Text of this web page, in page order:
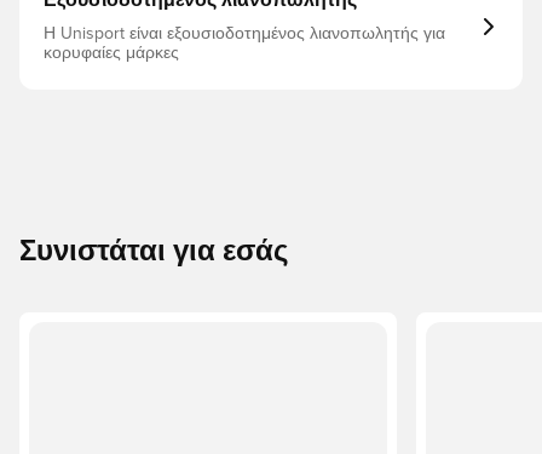
Η Unisport είναι εξουσιοδοτημένος λιανοπωλητής για
κορυφαίες μάρκες
Συνιστάται για εσάς